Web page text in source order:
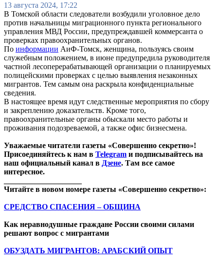
13 августа 2024, 17:22
В Томской области следователи возбудили уголовное дело
против начальницы миграционного пункта регионального
управления МВД России, предупреждавшей коммерсанта о
проверках правоохранительных органов.
По информации АиФ-Томск, женщина, пользуясь своим
служебным положением, в июне предупредила руководителя
частной лесоперерабатывающей организации о планируемых
полицейскими проверках с целью выявления незаконных
мигрантов. Тем самым она раскрыла конфиденциальные
сведения.
В настоящее время идут следственные мероприятия по сбору
и закреплению доказательств. Кроме того,
правоохранительные органы обыскали место работы и
проживания подозреваемой, а также офис бизнесмена.
Уважаемые читатели газеты «Совершенно секретно»!
Присоединяйтесь к нам в Telegram и подписывайтесь на
наш официальный канал в Дзене. Там все самое
интересное.
Читайте в новом номере газеты «Совершенно секретно»:
СРЕДСТВО СПАСЕНИЯ – ОБЩИНА
Как неравнодушные граждане России своими силами
решают вопрос с мигрантами
ОБУЗДАТЬ МИГРАНТОВ: АРАБСКИЙ ОПЫТ